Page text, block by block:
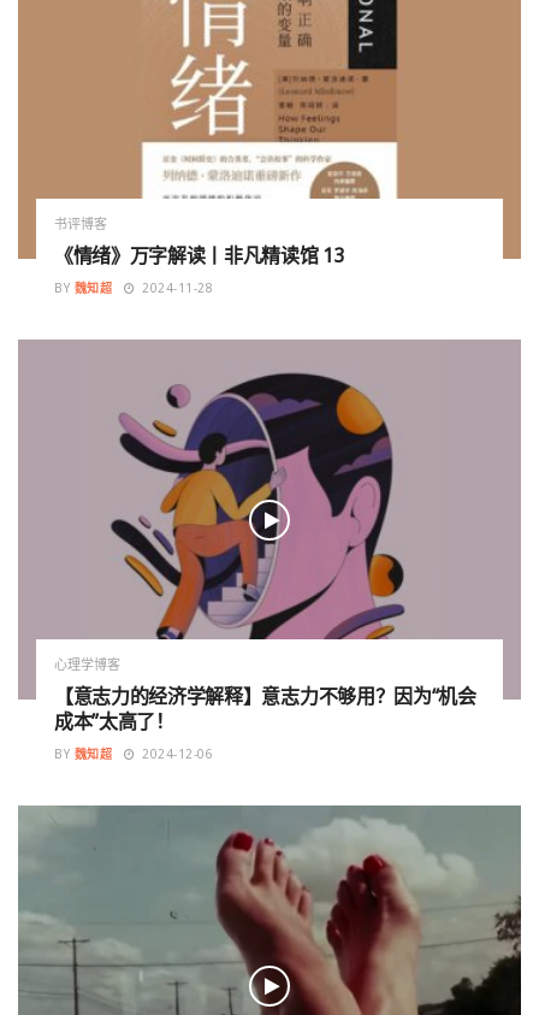
书评博客
《情绪》万字解读丨非凡精读馆 13
BY 魏知超 2024-11-28
心理学博客
【意志力的经济学解释】意志力不够用？因为“机会
成本”太高了！
BY 魏知超 2024-12-06